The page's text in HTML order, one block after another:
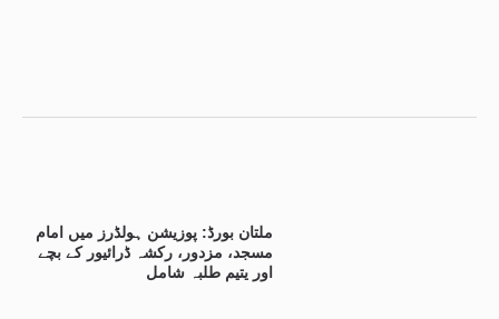
ملتان بورڈ: پوزیشن ہولڈرز میں امام
مسجد، مزدور، رکشہ ڈرائیور کے بچے
اور یتیم طلبہ شامل